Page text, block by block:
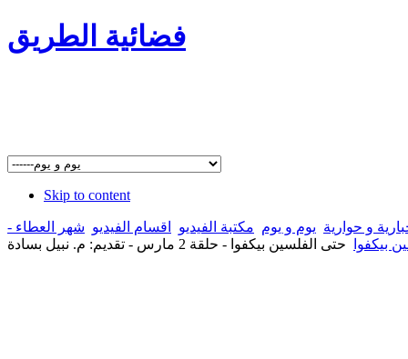
فضائية الطريق
Skip to content
و حوارية يوم و يوم مكتبة الفيديو اقسام الفيديو شهر العطاء -
بيكفوا
حتى الفلسين بيكفوا - حلقة 2 مارس - تقديم: م. نبيل بسادة